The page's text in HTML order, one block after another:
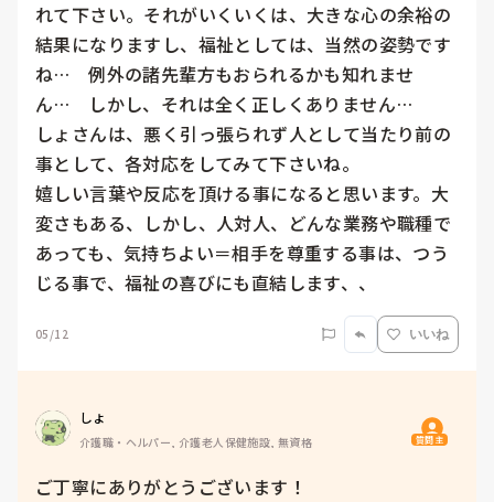
れて下さい。それがいくいくは、大きな心の余裕の
結果になりますし、福祉としては、当然の姿勢です
ね…　例外の諸先輩方もおられるかも知れませ
ん…　しかし、それは全く正しくありません…
しょさんは、悪く引っ張られず人として当たり前の
事として、各対応をしてみて下さいね。
嬉しい言葉や反応を頂ける事になると思います。大
変さもある、しかし、人対人、どんな業務や職種で
あっても、気持ちよい＝相手を尊重する事は、つう
じる事で、福祉の喜びにも直結します、、
05/12 いいね
しょ
介護職・ヘルパー, 介護老人保健施設, 無資格 質問主
ご丁寧にありがとうございます！